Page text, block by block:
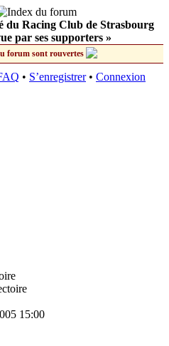
du Racing Club de Strasbourg
par ses supporters »
forum sont rouvertes
• S’enregistrer• Connexion
15:00